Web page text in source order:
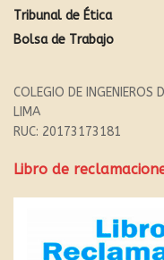
Tribunal de Ética
Bolsa de Trabajo
COLEGIO DE INGENIEROS
LIMA
RUC: 20173173181
Libro de